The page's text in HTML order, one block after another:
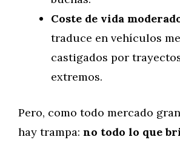
Coste de vida
traduce en vehículos
castigados por
extremos.
Pero, como todo mercado
hay trampa: no todo lo que